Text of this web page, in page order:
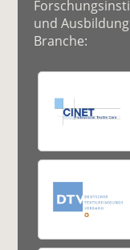
und
Branche: